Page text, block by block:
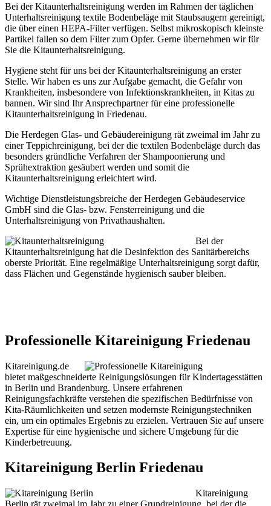
Bei der Kitaunterhaltsreinigung werden im Rahmen der täglichen
Unterhaltsreinigung textile Bodenbeläge mit Staubsaugern gereinigt,
die über einen HEPA-Filter verfügen. Selbst mikroskopisch kleinste
Partikel fallen so dem Filter zum Opfer. Gerne übernehmen wir für
Sie die Kitaunterhaltsreinigung.
Hygiene steht für uns bei der Kitaunterhaltsreinigung an erster
Stelle. Wir haben es uns zur Aufgabe gemacht, die Gefahr von
Krankheiten, insbesondere von Infektionskrankheiten, in Kitas zu
bannen. Wir sind Ihr Ansprechpartner für eine professionelle
Kitaunterhaltsreinigung in Friedenau.
Die Herdegen Glas- und Gebäudereinigung rät zweimal im Jahr zu
einer Teppichreinigung, bei der die textilen Bodenbeläge durch das
besonders gründliche Verfahren der Shampoonierung und
Sprühextraktion gesäubert werden und somit die
Kitaunterhaltsreinigung erleichtert wird.
Wichtige Dienstleistungsbreiche der Herdegen Gebäudeservice
GmbH sind die Glas- bzw. Fensterreinigung und die
Unterhaltsreinigung von Privathaushalten.
Bei der
Kitaunterhaltsreinigung hat die Desinfektion des Sanitärbereichs
oberste Priorität. Eine regelmäßige Unterhaltsreinigung sorgt dafür,
dass Flächen und Gegenstände hygienisch sauber bleiben.
Professionelle Kitareinigung Friedenau
Kitareinigung.de
bietet maßgeschneiderte Reinigungslösungen für Kindertagesstätten
in Berlin und Brandenburg. Unsere erfahrenen
Reinigungsfachkräfte verstehen die spezifischen Bedürfnisse von
Kita-Räumlichkeiten und setzen modernste Reinigungstechniken
ein, um ein optimales Ergebnis zu erzielen. Vertrauen Sie auf unsere
Expertise für eine hygienische und sichere Umgebung für die
Kinderbetreuung.
Kitareinigung Berlin Friedenau
Kitareinigung